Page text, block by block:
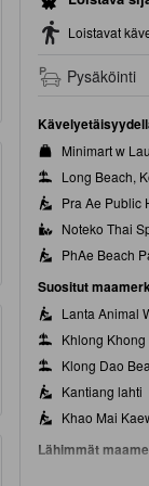
Loistavat
Pysäköinti
Minimart w
Long Beach,
Pra Ae Public
Noteko Thai
PhAe Beach
Suositut
Lanta Animal
Khlong Khong
Klong Dao
Kantiang lahti
Khao Mai
Lähimmät